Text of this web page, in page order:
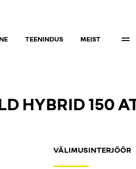
TEENINDUS MEIST
HYBRID 150
VÄLIMUSINTERJÖÖR